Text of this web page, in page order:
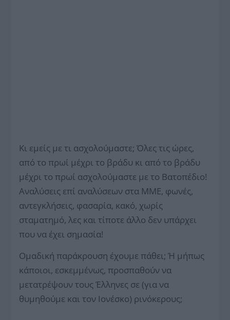
Κι εμείς με τι ασχολούμαστε; Όλες τις ώρες,
από το πρωί μέχρι το βράδυ κι από το βράδυ
μέχρι το πρωί ασχολούμαστε με το Βατοπέδιο!
Αναλύσεις επί αναλύσεων στα ΜΜΕ, φωνές,
αντεγκλήσεις, φασαρία, κακό, χωρίς
σταματημό, λες και τίποτε άλλο δεν υπάρχει
που να έχει σημασία!
Ομαδική παράκρουση έχουμε πάθει; Ή μήπως
κάποιοι, εσκεμμένως, προσπαθούν να
μετατρέψουν τους Έλληνες σε (για να
θυμηθούμε και τον Ιονέσκο) ρινόκερους;